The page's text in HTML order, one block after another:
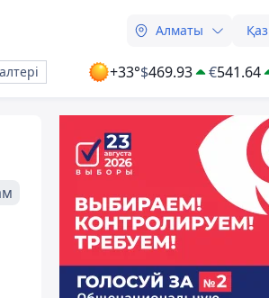
Алматы Қаз
+33°$469.93 €541.64